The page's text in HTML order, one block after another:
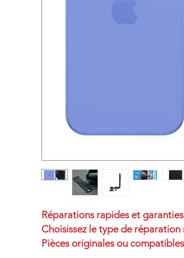
Réparations rapides et
Choisissez le type de réparation
Pièces originales ou